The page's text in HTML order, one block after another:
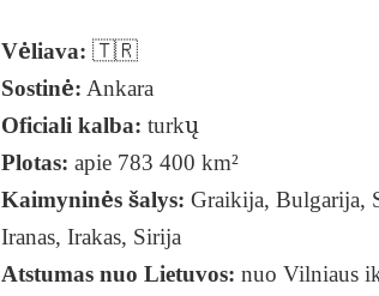
Vėliava: 🇹🇷
Sostinė: Ankara
Oficiali kalba: turkų
Plotas: apie 783 400 km²
Kaimyninės šalys: Graikija, Bulgarija,
Iranas, Irakas, Sirija
Atstumas nuo Lietuvos: nuo Vilniaus